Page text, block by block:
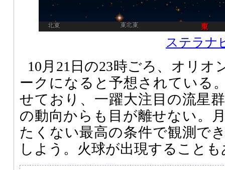
ステラナ
10月21日の23時ごろ、オリオ
ークになると予想されている
せており、一躍大注目の流星
の動向からも目が離せない。
たくない最高の条件で観測で
しよう。火球が出現すること